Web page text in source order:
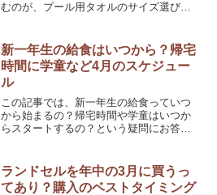
むのが、プール用タオルのサイズ選びで
タオル、されどタオル。毎年この悩みで
迷う保護者の方はとても...
新一年生の給食はいつから？帰宅
時間に学童など4月のスケジュー
ル
この記事では、新一年生の給食っていつ
から始まるの？帰宅時間や学童はいつか
らスタートするの？という疑問にお答え
スタートする小学校。でも入学してから
の学校生活はどんな感じな...
ランドセルを年中の3月に買うっ
てあり？購入のベストタイミング